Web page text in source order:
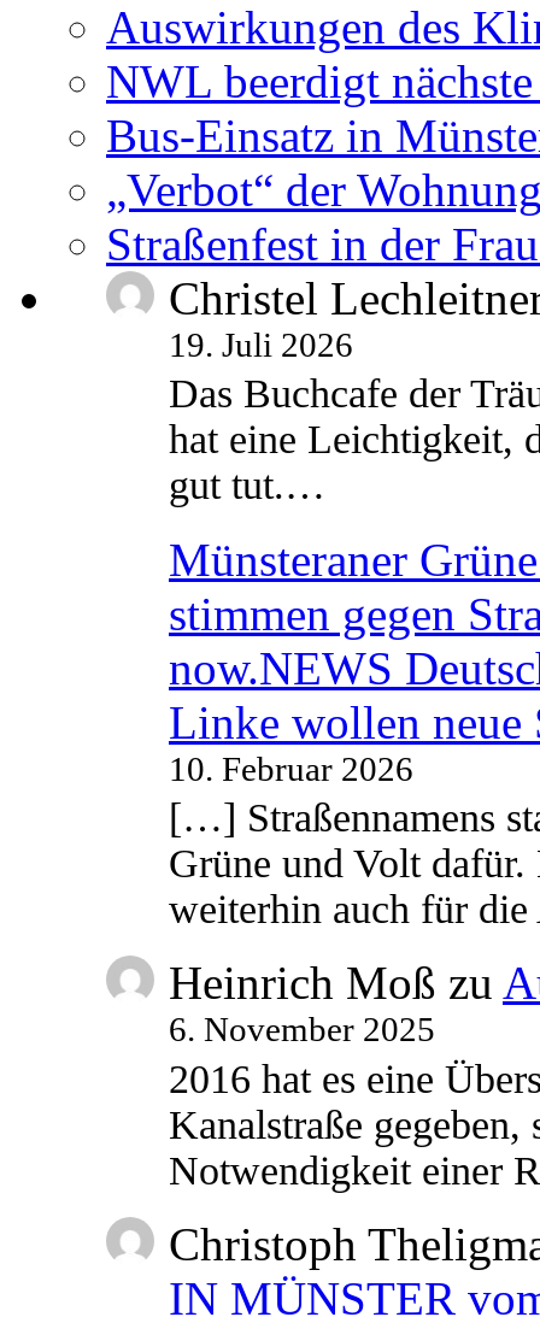
Auswirkungen des
NWL beerdigt
Bus-Einsatz in
„Verbot“ der
Straßenfest in der
Christel
19. Juli 2026
Das Buchcafe der
hat eine Leichtigkeit,
gut tut.…
Münsteraner
stimmen gegen
now.NEWS
Linke wollen neue
10. Februar 2026
[…] Straßennamens
Grüne und Volt
weiterhin auch für
Heinrich Moß zu
6. November 2025
2016 hat es eine
Kanalstraße
Notwendigkeit einer
Christoph
IN MÜNSTER